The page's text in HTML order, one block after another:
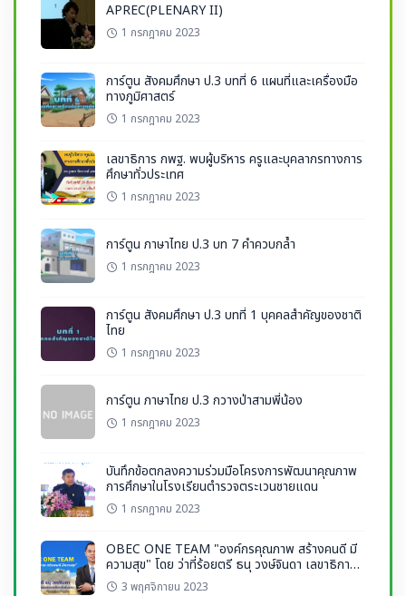
APREC(PLENARY II)
1 กรกฎาคม 2023
การ์ตูน สังคมศึกษา ป.3 บทที่ 6 แผนที่และเครื่องมือ
ทางภูมิศาสตร์
1 กรกฎาคม 2023
เลขาธิการ กพฐ. พบผู้บริหาร ครูและบุคลากรทางการ
ศึกษาทั่วประเทศ
1 กรกฎาคม 2023
การ์ตูน ภาษาไทย ป.3 บท 7 คำควบกล้ำ
1 กรกฎาคม 2023
การ์ตูน สังคมศึกษา ป.3 บทที่ 1 บุคคลสำคัญของชาติ
ไทย
1 กรกฎาคม 2023
การ์ตูน ภาษาไทย ป.3 กวางป่าสามพี่น้อง
1 กรกฎาคม 2023
บันทึกข้อตกลงความร่วมมือโครงการพัฒนาคุณภาพ
การศึกษาในโรงเรียนตำรวจตระเวนชายแดน
1 กรกฎาคม 2023
OBEC ONE TEAM "องค์กรคุณภาพ สร้างคนดี มี
ความสุข" โดย ว่าที่ร้อยตรี ธนุ วงษ์จินดา เลขาธิการ
กพฐ.3 พฤศจิกายน 2023